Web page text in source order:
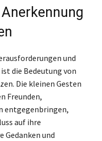
und
die Bedeutung von
Die kleinen Gesten
Freunden,
entgegenbringen,
auf ihre
Gedanken und